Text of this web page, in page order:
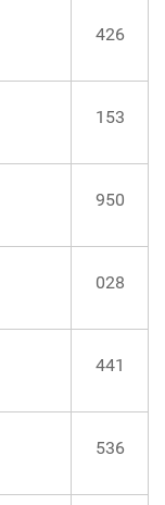
426
153
950
028
441
536